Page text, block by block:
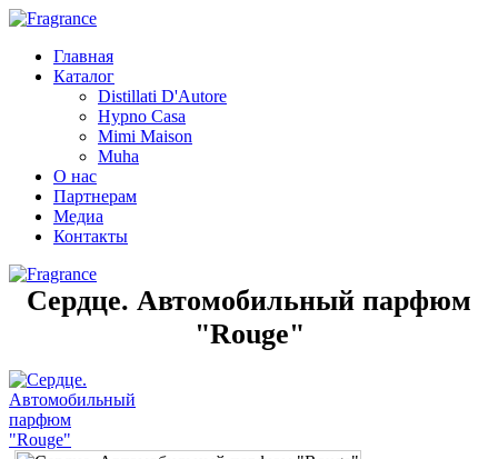
Главная
Каталог
Distillati D'Autore
Hypno Casa
Mimi Maison
Muha
О нас
Партнерам
Медиа
Контакты
Сердце. Автомобильный парфюм
"Rouge"